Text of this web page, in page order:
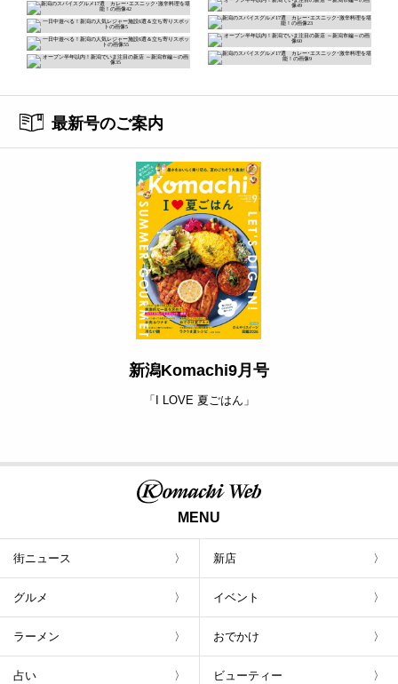
最新号のご案内
新潟Komachi9月号
「I LOVE 夏ごはん」
MENU
街ニュース 新店
グルメ イベント
ラーメン おでかけ
占い ビューティー